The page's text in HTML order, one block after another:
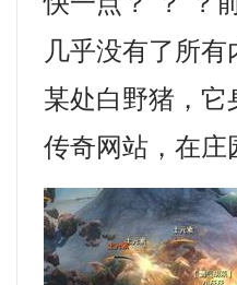
几乎没有了所
某处白野猪，
传奇网站，在庄